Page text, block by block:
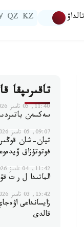
تالداۋ KZ
QZ
تاقىرىپقا
11:40, 05 تامىز 2026
سەكسەن
09:07, 05 تامىز 2026
تيان-شان
فوتوتۇزاق
11:42, 04 تامىز 2026
الماتىدا ل ر ت
15:42, 03 تامىز 2026
زايسانداعى
قالدى